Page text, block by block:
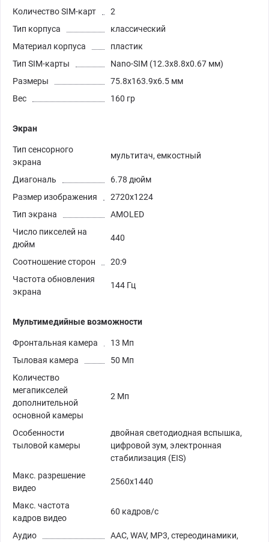
Количество SIM-карт
2
Тип корпуса
классический
Материал корпуса
пластик
Тип SIM-карты
Nano-SIM (12.3x8.8x0.67 мм)
Размеры
75.8x163.9x6.5 мм
Вес
160 гр
Экран
Тип сенсорного
экрана
мультитач, емкостный
Диагональ
6.78 дюйм
Размер изображения
2720x1224
Тип экрана
AMOLED
Число пикселей на
дюйм
440
Соотношение сторон
20:9
Частота обновления
экрана
144 Гц
Мультимедийные возможности
Фронтальная камера
13 Мп
Тыловая камера
50 Мп
Количество
мегапикселей
дополнительной
основной камеры
2 Мп
Особенности
тыловой камеры
двойная светодиодная вспышка,
цифровой зум, электронная
стабилизация (EIS)
Макс. разрешение
видео
2560х1440
Макс. частота
кадров видео
60 кадров/с
Аудио
AAC, WAV, MP3, стереодинамики,